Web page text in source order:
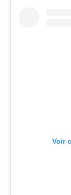
Voir